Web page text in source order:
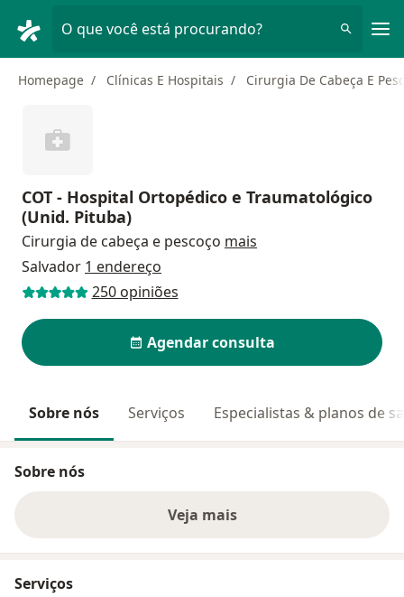
O que você está procurando?
Homepage Clínicas E Hospitais Cirurgia De Cabeça E
COT - Hospital Ortopédico e Traumatológico
(Unid. Pituba)
Cirurgia de cabeça e pescoço mais
Salvador 1 endereço
250 opiniões
Agendar consulta
Sobre nós Serviços Especialistas & planos de
Sobre nós
Veja mais
Serviços